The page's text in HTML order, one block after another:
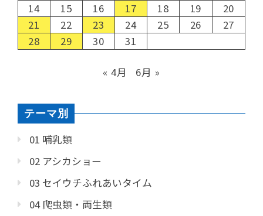
14
15 16 17 18 19
20
21
22 23 24 25 26
27
28
29 30 31
« 4月 6月 »
テーマ別
01 哺乳類
02 アシカショー
03 セイウチふれあいタイム
04 爬虫類・両生類